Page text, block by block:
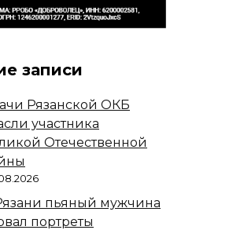
записи
Рязанской ОКБ
участника
Отечественной
пьяный мужчина
портреты